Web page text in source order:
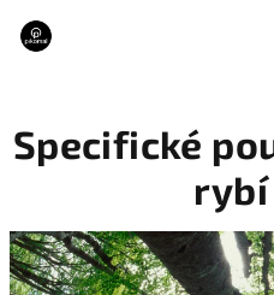
obsah
Specifické
rybí